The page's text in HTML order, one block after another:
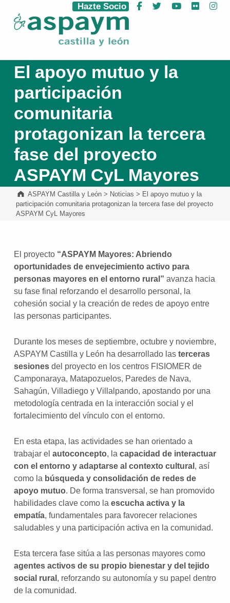
ASPAYM Castilla y León
Hazte Socio Facebook
Twitter YouTube
Flickr
El apoyo mutuo y la
participación
comunitaria
protagonizan la tercera
fase del proyecto
ASPAYM CyL Mayores
ASPAYM Castilla y León> Noticias > El apoyo mutuo y la
participación comunitaria protagonizan la tercera fase del proyecto
ASPAYM CyL Mayores
El proyecto “ASPAYM Mayores: Abriendo
oportunidades de envejecimiento activo para
personas mayores en el entorno rural” avanza hacia
su fase final reforzando el desarrollo personal, la
cohesión social y la creación de redes de apoyo entre
las personas participantes.
Durante los meses de septiembre, octubre y noviembre,
ASPAYM Castilla y León ha desarrollado las terceras
sesionesdel proyecto en los centros FISIOMER de
Camponaraya, Matapozuelos, Paredes de Nava,
Sahagún, Villadiego y Villalpando, apostando por una
metodología centrada en la interacción social y el
fortalecimiento del vínculo con el entorno.
En esta etapa, las actividades se han orientado a
trabajar el autoconcepto, la capacidad de interactuar
con el entorno y adaptarse al contexto cultural , así
como la búsqueda y consolidación de redes de
apoyo mutuo. De forma transversal, se han promovido
habilidades clave como la escucha activa y la
empatía, fundamentales para favorecer relaciones
saludables y una participación activa en la comunidad.
Esta tercera fase sitúa a las personas mayores como
agentes activos de su propio bienestar y del tejido
social rural , reforzando su autonomía y su papel dentro
de la comunidad.